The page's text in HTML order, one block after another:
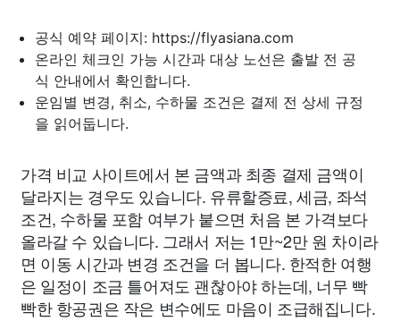
공식 예약 페이지: https://flyasiana.com
온라인 체크인 가능 시간과 대상 노선은 출발 전 공
식 안내에서 확인합니다.
운임별 변경, 취소, 수하물 조건은 결제 전 상세 규정
을 읽어둡니다.
가격 비교 사이트에서 본 금액과 최종 결제 금액이
달라지는 경우도 있습니다. 유류할증료, 세금, 좌석
조건, 수하물 포함 여부가 붙으면 처음 본 가격보다
올라갈 수 있습니다. 그래서 저는 1만~2만 원 차이라
면 이동 시간과 변경 조건을 더 봅니다. 한적한 여행
은 일정이 조금 틀어져도 괜찮아야 하는데, 너무 빡
빡한 항공권은 작은 변수에도 마음이 조급해집니다.